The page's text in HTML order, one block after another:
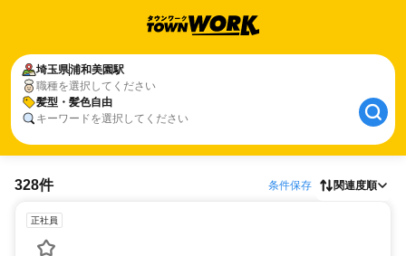
埼玉県浦和美園駅
職種を選択してください
髪型・髪色自由
キーワードを選択してください
328件 条件保存 関連度順
正社員